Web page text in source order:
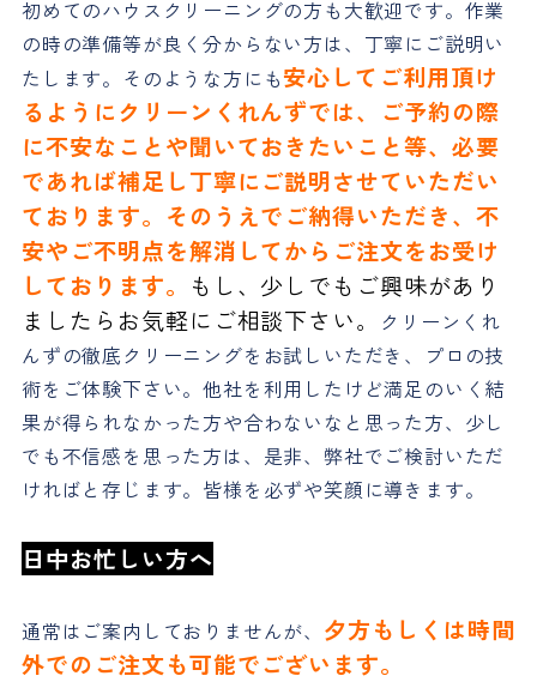
初めてのハウスクリーニングの方も大歓迎です。作業
の時の準備等が良く分からない方は、丁寧にご説明い
たします。そのような方にも安心してご利用頂け
るようにクリーンくれんずでは、ご予約の際
に不安なことや聞いておきたいこと等、必要
であれば補足し丁寧にご説明させていただい
ております。そのうえでご納得いただき、不
安やご不明点を解消してからご注文をお受け
しております。 もし、少しでもご興味があり
ましたらお気軽にご相談下さい。
クリーンくれ
んずの徹底クリーニングをお試しいただき、プロの技
術をご体験下さい。他社を利用したけど満足のいく結
果が得られなかった方や合わないなと思った方、少し
でも不信感を思った方は、是非、弊社でご検討いただ
ければと存じます。皆様を必ずや笑顔に導きます。
日中お忙しい方へ
通常はご案内しておりませんが、 夕方もしくは時間
外でのご注文も可能でございます。